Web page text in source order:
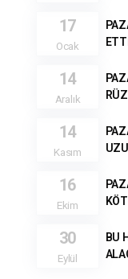
17
Ocak
14
Aralık
14
Kasım
16
Ekim
30
Eylül
BU